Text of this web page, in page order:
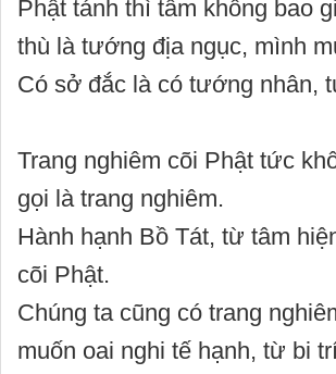
Phật tánh thì tâm không bao
thù là tướng địa ngục, mình
Có sở đắc là có tướng nhân,
Trang nghiêm cõi Phật tức
gọi là trang nghiêm.
Hành hạnh Bồ Tát, từ tâm
cõi Phật.
Chúng ta cũng có trang
muốn oai nghi tế hạnh, từ bi